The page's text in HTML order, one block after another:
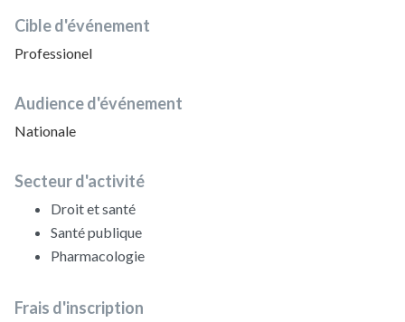
Cible d'événement
Professionel
Audience d'événement
Nationale
Secteur d'activité
Droit et santé
Santé publique
Pharmacologie
Frais d'inscription